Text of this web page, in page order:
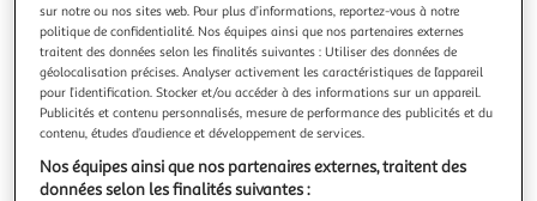
DELTA
Yaourt grec authentique égoutté nature 10%MG
Delta, l'authentique yaourt Grec, fabriqué selon la tradition
en Grèce. Naturellement source de protéine, sa texture
onctueuse vous fera voyager
En savoir +
Vous voulez connaître le prix de ce produit ?
sur notre ou nos sites web. Pour plus d’informations, reportez-vous à notre
politique de confidentialité. Nos équipes ainsi que nos partenaires externes
traitent des données selon les finalités suivantes : Utiliser des données de
géolocalisation précises. Analyser activement les caractéristiques de l’appareil
pour l’identification. Stocker et/ou accéder à des informations sur un appareil.
Publicités et contenu personnalisés, mesure de performance des publicités et du
contenu, études d’audience et développement de services.
Nos équipes ainsi que nos partenaires externes, traitent des
données selon les finalités suivantes :